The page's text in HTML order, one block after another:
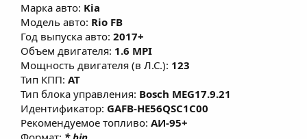
Марка авто: Kia
Модель авто: Rio FB
Год выпуска авто: 2017+
Объем двигателя: 1.6 MPI
Мощность двигателя (в Л.С.): 123
Тип КПП: AT
Тип блока управления: Bosch MEG17.9.21
Идентификатор: GAFB-HE56QSC1C00
Рекомендуемое топливо: АИ-95+